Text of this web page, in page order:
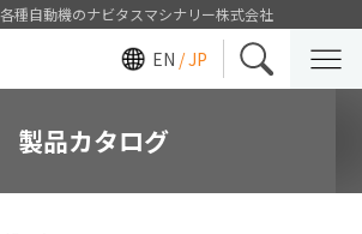
種自動機のナビタスマシナリー株式会社
EN / JP
製品カタログ